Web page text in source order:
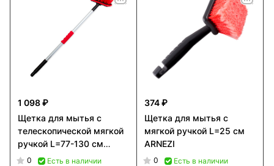
1 098 ₽
Щетка для мытья с
телескопической мягкой
ручкой L=77-130 см
ARNEZI A0403011
0
Есть в наличии
374 ₽
Щетка для мытья с
мягкой ручкой L=25 см
ARNEZI
0
Есть в наличии